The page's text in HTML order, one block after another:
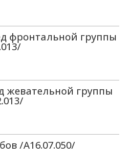
фронтальной группы
жевательной группы
/A16.07.050/